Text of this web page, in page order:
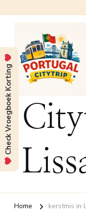
Home kerstmis in
Check Vroegboek Korting